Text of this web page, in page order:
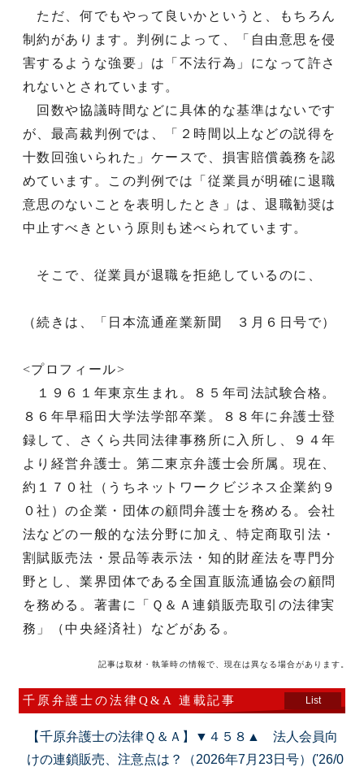
ただ、何でもやって良いかというと、もちろん
制約があります。判例によって、「自由意思を侵
害するような強要」は「不法行為」になって許さ
れないとされています。
回数や協議時間などに具体的な基準はないです
が、最高裁判例では、「２時間以上などの説得を
十数回強いられた」ケースで、損害賠償義務を認
めています。この判例では「従業員が明確に退職
意思のないことを表明したとき」は、退職勧奨は
中止すべきという原則も述べられています。
そこで、従業員が退職を拒絶しているのに、
（続きは、「日本流通産業新聞 ３月６日号で）
<プロフィール>
１９６１年東京生まれ。８５年司法試験合格。
８６年早稲田大学法学部卒業。８８年に弁護士登
録して、さくら共同法律事務所に入所し、９４年
より経営弁護士。第二東京弁護士会所属。現在、
約１７０社（うちネットワークビジネス企業約９
０社）の企業・団体の顧問弁護士を務める。会社
法などの一般的な法分野に加え、特定商取引法・
割賦販売法・景品等表示法・知的財産法を専門分
野とし、業界団体である全国直販流通協会の顧問
を務める。著書に「Ｑ＆Ａ連鎖販売取引の法律実
務」（中央経済社）などがある。
記事は取材・執筆時の情報で、現在は異なる場合があります。
千原弁護士の法律Q&A 連載記事 List
【千原弁護士の法律Ｑ＆Ａ】▼４５８▲ 法人会員向
けの連鎖販売、注意点は？（2026年7月23日号）('26/0